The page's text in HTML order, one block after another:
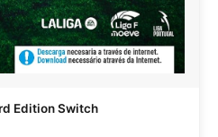
Edition Switch